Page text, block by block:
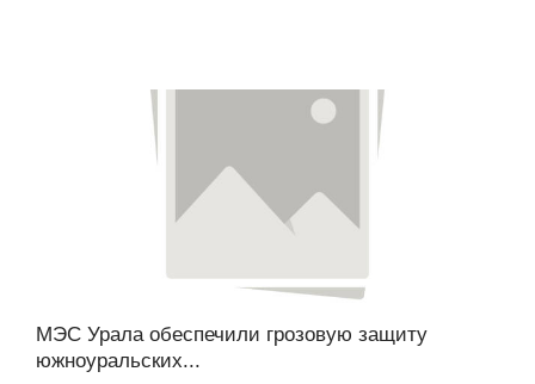
МЭС Урала обеспечили грозовую защиту
южноуральских...